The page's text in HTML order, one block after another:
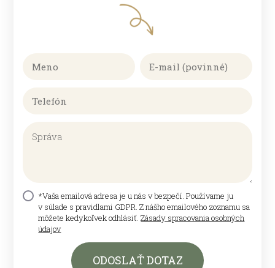
*Vaša emailová adresa je u nás v bezpečí. Používame ju
v súlade s pravidlami GDPR. Z nášho emailového zoznamu sa
môžete kedykoľvek odhlásiť. Zásady spracovania osobných
údajov
ODOSLAŤ DOTAZ